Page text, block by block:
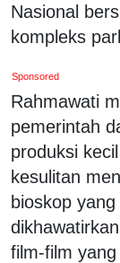
Nasional
kompleks
Sponsored
Rahmawati
pemerintah
produksi
kesulitan
bioskop
film-film